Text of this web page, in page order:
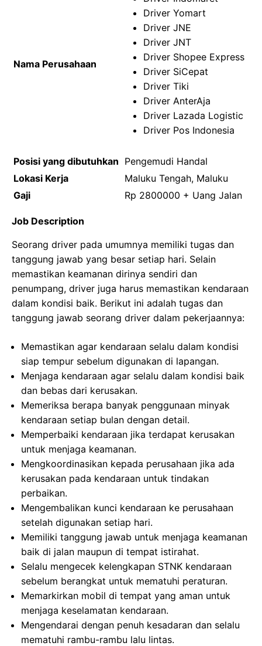
Nama Perusahaan
Driver Yomart
Driver JNE
Driver JNT
Driver Shopee Express
Driver SiCepat
Driver Tiki
Driver AnterAja
Driver Lazada Logistic
Driver Pos Indonesia
Posisi yang dibutuhkan Pengemudi Handal
Lokasi Kerja
Maluku Tengah, Maluku
Gaji
Rp 2800000 + Uang Jalan
Job Description
Seorang driver pada umumnya memiliki tugas dan
tanggung jawab yang besar setiap hari. Selain
memastikan keamanan dirinya sendiri dan
penumpang, driver juga harus memastikan kendaraan
dalam kondisi baik. Berikut ini adalah tugas dan
tanggung jawab seorang driver dalam pekerjaannya:
Memastikan agar kendaraan selalu dalam kondisi
siap tempur sebelum digunakan di lapangan.
Menjaga kendaraan agar selalu dalam kondisi baik
dan bebas dari kerusakan.
Memeriksa berapa banyak penggunaan minyak
kendaraan setiap bulan dengan detail.
Memperbaiki kendaraan jika terdapat kerusakan
untuk menjaga keamanan.
Mengkoordinasikan kepada perusahaan jika ada
kerusakan pada kendaraan untuk tindakan
perbaikan.
Mengembalikan kunci kendaraan ke perusahaan
setelah digunakan setiap hari.
Memiliki tanggung jawab untuk menjaga keamanan
baik di jalan maupun di tempat istirahat.
Selalu mengecek kelengkapan STNK kendaraan
sebelum berangkat untuk mematuhi peraturan.
Memarkirkan mobil di tempat yang aman untuk
menjaga keselamatan kendaraan.
Mengendarai dengan penuh kesadaran dan selalu
mematuhi rambu-rambu lalu lintas.